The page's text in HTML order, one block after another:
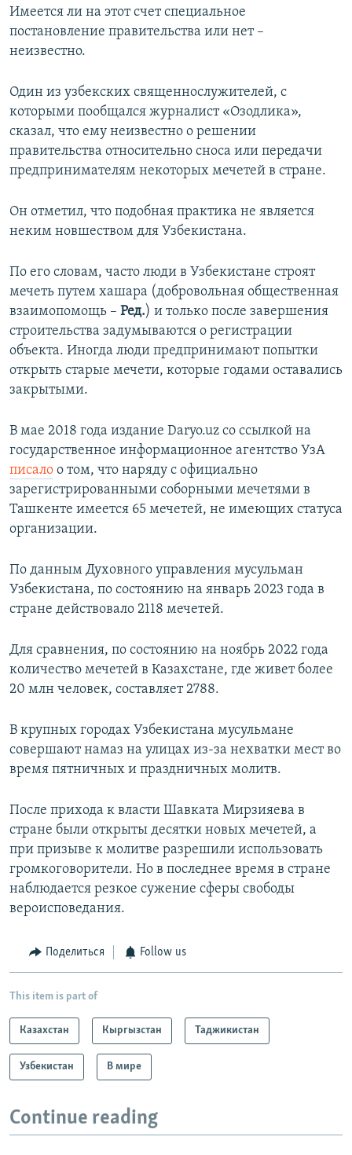
Имеется ли на этот счет специальное
постановление правительства или нет –
неизвестно.
Один из узбекских священнослужителей, с
которыми пообщался журналист «Озодлика»,
сказал, что ему неизвестно о решении
правительства относительно сноса или передачи
предпринимателям некоторых мечетей в стране.
Он отметил, что подобная практика не является
неким новшеством для Узбекистана.
По его словам, часто люди в Узбекистане строят
мечеть путем хашара (добровольная общественная
взаимопомощь – Ред.) и только после завершения
строительства задумываются о регистрации
объекта. Иногда люди предпринимают попытки
открыть старые мечети, которые годами оставались
закрытыми.
В мае 2018 года издание Daryo.uz со ссылкой на
государственное информационное агентство УзА
писало о том, что наряду с официально
зарегистрированными соборными мечетями в
Ташкенте имеется 65 мечетей, не имеющих статуса
организации.
По данным Духовного управления мусульман
Узбекистана, по состоянию на январь 2023 года в
стране действовало 2118 мечетей.
Для сравнения, по состоянию на ноябрь 2022 года
количество мечетей в Казахстане, где живет более
20 млн человек, составляет 2788.
В крупных городах Узбекистана мусульмане
совершают намаз на улицах из-за нехватки мест во
время пятничных и праздничных молитв.
После прихода к власти Шавката Мирзияева в
стране были открыты десятки новых мечетей, а
при призыве к молитве разрешили использовать
громкоговорители. Но в последнее время в стране
наблюдается резкое сужение сферы свободы
вероисповедания.
Поделиться Follow us
This item is part of
Казахстан Кыргызстан Таджикистан
Узбекистан В мире
Continue reading